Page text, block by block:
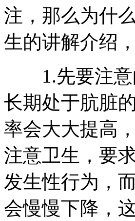
注，那么为什
生的讲解介绍
1.先要注意
长期处于肮脏
率会大大提高
注意卫生，要
发生性行为，
会慢慢下降，